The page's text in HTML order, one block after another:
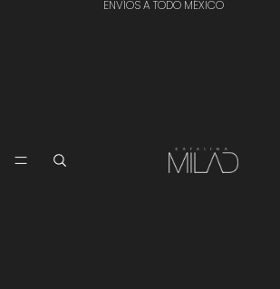
ENVÍOS A TODO MÉXICO